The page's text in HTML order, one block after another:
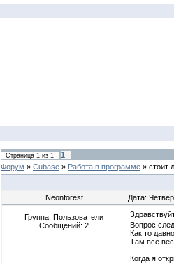
Страница 1 из 1
1
Форум » Cubase » Работа в программе » стоит
Neonforest Дата:
Группа: Пользователи
Сообщений: 2
Вопрос
Как то
Там все
Когда я